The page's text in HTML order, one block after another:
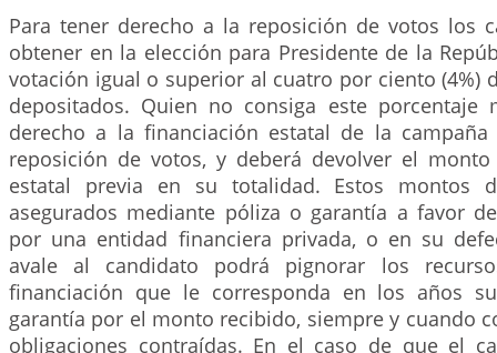
Para tener derecho a la reposición de votos los
obtener en la elección para Presidente de la
votación igual o superior al cuatro por ciento (4%)
depositados. Quien no consiga este porcentaje
derecho a la financiación estatal de la
reposición de votos, y deberá devolver el
estatal previa en su totalidad. Estos montos
asegurados mediante póliza o garantía a favor
por una entidad financiera privada, o en su
avale al candidato podrá pignorar los
financiación que le corresponda en los años
garantía por el monto recibido, siempre y cuando
obligaciones contraídas. En el caso de que el